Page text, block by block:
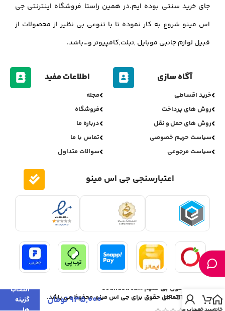
جای خرید سنتی بوده ایم.در همین راستا فروشگاه اینترنتی جی
اس مینو شروع به کار نموده تا با تنوعی بی نظیر از محصولات از
قبیل لوازم جانبی موبایل ,تبلت,کامپیوتر و…باشد.
آگاه سازی
خرید اقساطی
روش های پرداخت
روش های حمل و نقل
سیاست حریم خصوصی
سیاست مرجوعی
اطلاعات مفید
مجله
فروشگاه
درباره ما
تماس با ما
سوالات متداول
اعتبارسنجی جی اس مینو
تمامی حقوق برای جی اس مینو محفوظ می باشد.
هدفون بی سیم SoundStream
HP-BT70
935,000تومان
انتخاب
گزینه